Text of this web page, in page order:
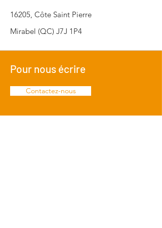
16205, Côte Saint Pierre
Mirabel (QC) J7J 1P4
Pour nous écrire
Contactez-nous